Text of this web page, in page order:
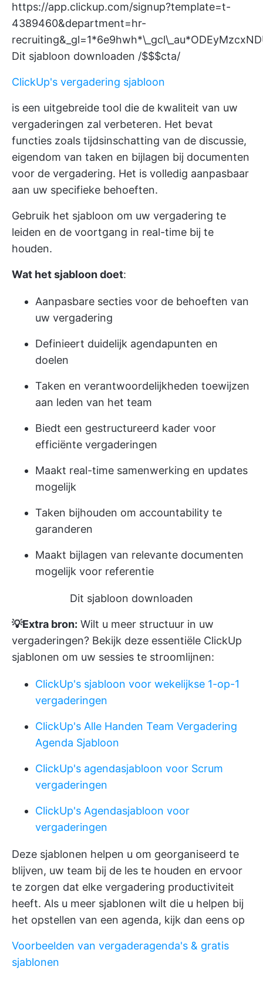
https://app.clickup.com/signup?template=t-
4389460&department=hr-
Dit sjabloon downloaden /$$$cta/
ClickUp's vergadering sjabloon
is een uitgebreide tool die de kwaliteit van uw
vergaderingen zal verbeteren. Het bevat
functies zoals tijdsinschatting van de discussie,
eigendom van taken en bijlagen bij documenten
voor de vergadering. Het is volledig aanpasbaar
aan uw specifieke behoeften.
Gebruik het sjabloon om uw vergadering te
leiden en de voortgang in real-time bij te
houden.
Wat het sjabloon doet:
Aanpasbare secties voor de behoeften van
uw vergadering
Definieert duidelijk agendapunten en
doelen
Taken en verantwoordelijkheden toewijzen
aan leden van het team
Biedt een gestructureerd kader voor
efficiënte vergaderingen
Maakt real-time samenwerking en updates
mogelijk
Taken bijhouden om accountability te
garanderen
Maakt bijlagen van relevante documenten
mogelijk voor referentie
Dit sjabloon downloaden
💡Extra bron: Wilt u meer structuur in uw
vergaderingen? Bekijk deze essentiële ClickUp
sjablonen om uw sessies te stroomlijnen:
ClickUp's sjabloon voor wekelijkse 1-op-1
vergaderingen
ClickUp's Alle Handen Team Vergadering
Agenda Sjabloon
ClickUp's agendasjabloon voor Scrum
vergaderingen
ClickUp's Agendasjabloon voor
vergaderingen
Deze sjablonen helpen u om georganiseerd te
blijven, uw team bij de les te houden en ervoor
te zorgen dat elke vergadering productiviteit
heeft. Als u meer sjablonen wilt die u helpen bij
het opstellen van een agenda, kijk dan eens op
Voorbeelden van vergaderagenda's & gratis
sjablonen